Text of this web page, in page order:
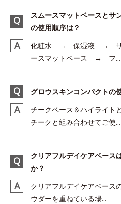
スムースマットベースとサ
の使用順序は？
化粧水 → 保湿液 → サ
ースマットベース → フ...
グロウスキンコンパクトの
チークベース＆ハイライト
チークと組み合わせてご使...
クリアフルデイケアベース
か？
クリアフルデイケアベース
ウダーを重ねている場...